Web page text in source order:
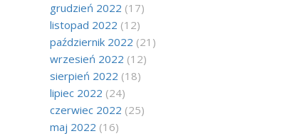
grudzień 2022 (17)
listopad 2022 (12)
październik 2022 (21)
wrzesień 2022 (12)
sierpień 2022 (18)
lipiec 2022 (24)
czerwiec 2022 (25)
maj 2022 (16)